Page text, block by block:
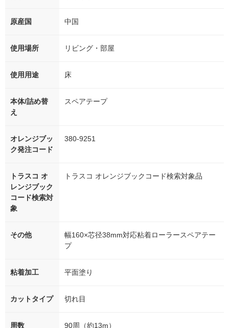
原産国 中国
使用場所 リビング・部屋
使用用途 床
本体/詰め替
え
スペアテープ
オレンジブッ
ク発注コード
380-9251
トラスコ オ
レンジブック
コード検索対
象
トラスコ オレンジブックコード検索対象品
その他
幅160×芯径38mm対応粘着ローラースペアテー
プ
粘着加工 平面塗り
カットタイプ 切れ目
周数 90周（約13m）